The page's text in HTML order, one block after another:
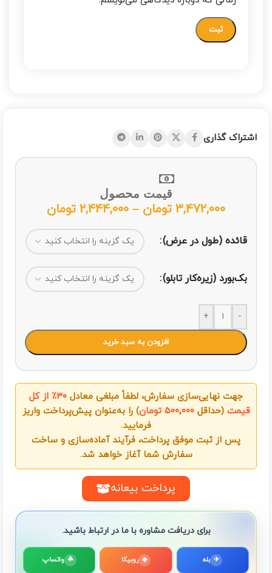
اشتراک گذاری
قیمت محصول
3,472,000 تومان –
2,444,000 تومان
قائده (طول در عرض)
بک‌بورد (زیره‌کار تابلو)
-
+
افزودن به سبد خرید
جهت نهایی‌سازی سفارش، لطفاً مبلغی معادل
۳۰٪ از کل
قیمت (حداقل۵۰۰٬۰۰۰ تومان
) را به‌عنوان پیش‌پرداخت واریز
فرمایید.
پس از ثبت موفق پرداخت، فرآیند آماده‌سازی و ساخت
سفارش شما آغاز خواهد شد.
پرداخت بیعانه
برای دریافت مشاوره با ما در ارتباط باشید.
✈ بله ◆ روبیکا ☘ واتساپ